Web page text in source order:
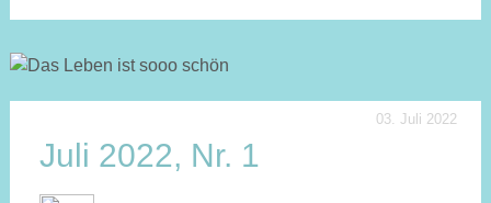
03. Juli 2022
Juli 2022, Nr. 1